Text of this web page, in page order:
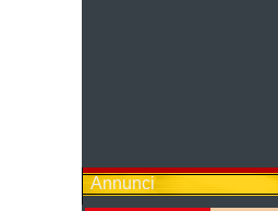
Annunci